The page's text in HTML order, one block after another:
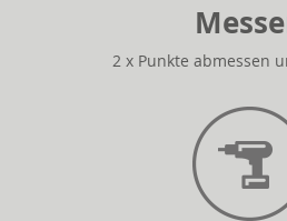
2 x Punkte abmessen